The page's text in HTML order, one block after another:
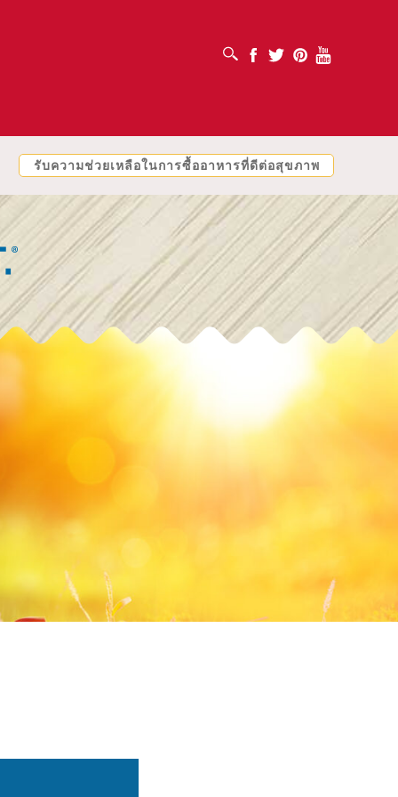
เปิดช่องค้นหา Facebook
Twitter PinterestYoutube
รับความช่วยเหลือในการซื้ออาหารที่ดีต่อสุขภาพ